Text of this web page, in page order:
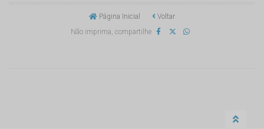
Página Inicial
Voltar
Não imprima, compartilhe